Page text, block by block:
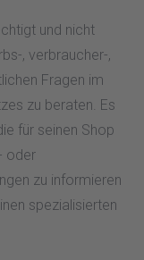
und nicht
, verbraucher-,
Fragen im
zu beraten. Es
für seinen Shop
oder
zu informieren
spezialisierten